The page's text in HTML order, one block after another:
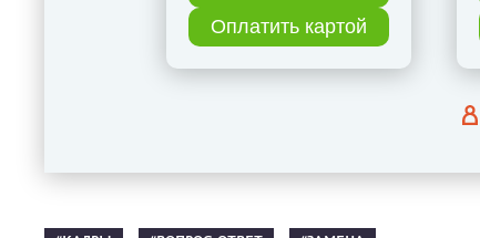
Оплатить картой